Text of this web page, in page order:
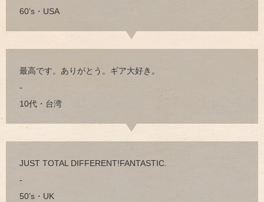
60’s・USA
最高です。ありがとう。ギア大好き。
-
10代・台湾
JUST TOTAL DIFFERENT!FANTASTIC.
-
50’s・UK